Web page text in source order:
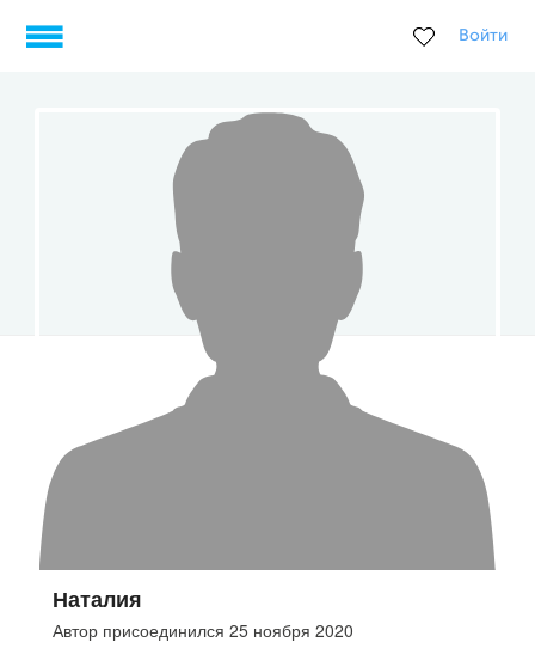
Войти
Наталия
Автор присоединился 25 ноября 2020